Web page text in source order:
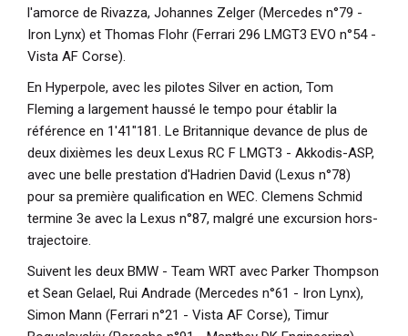
l'amorce de Rivazza, Johannes Zelger (Mercedes n°79 -
Iron Lynx) et Thomas Flohr (Ferrari 296 LMGT3 EVO n°54 -
Vista AF Corse).
En Hyperpole, avec les pilotes Silver en action, Tom
Fleming a largement haussé le tempo pour établir la
référence en 1'41"181. Le Britannique devance de plus de
deux dixièmes les deux Lexus RC F LMGT3 - Akkodis-ASP,
avec une belle prestation d'Hadrien David (Lexus n°78)
pour sa première qualification en WEC. Clemens Schmid
termine 3e avec la Lexus n°87, malgré une excursion hors-
trajectoire.
Suivent les deux BMW - Team WRT avec Parker Thompson
et Sean Gelael, Rui Andrade (Mercedes n°61 - Iron Lynx),
Simon Mann (Ferrari n°21 - Vista AF Corse), Timur